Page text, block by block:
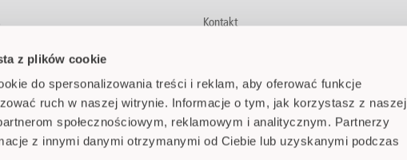
z plików cookie
do spersonalizowania treści i reklam, aby oferować funkcje
ruch w naszej witrynie. Informacje o tym, jak korzystasz z naszej
społecznościowym, reklamowym i analitycznym. Partnerzy
z innymi danymi otrzymanymi od Ciebie lub uzyskanymi podczas
budynków
lotnicza
medyczna i farmaceutyczna
Kontakt
Media
FAQ